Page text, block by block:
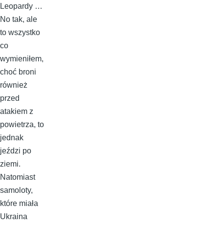
Leopardy …
No tak, ale
to wszystko
co
wymieniłem,
choć broni
również
przed
atakiem z
powietrza, to
jednak
jeździ po
ziemi.
Natomiast
samoloty,
które miała
Ukraina